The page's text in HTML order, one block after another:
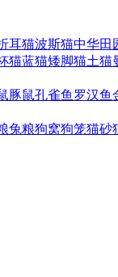
耳猫波斯猫中华田
猫蓝猫矮脚猫土猫
豚鼠孔雀鱼 罗汉鱼
兔粮狗窝狗笼猫砂